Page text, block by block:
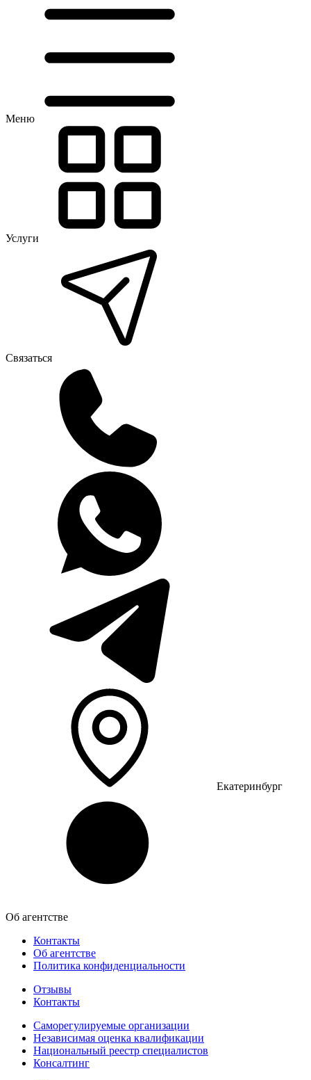
Меню
Услуги
Связаться
Екатеринбург
Об агентстве
Контакты
Об агентстве
Политика конфиденциальности
Отзывы
Контакты
Саморегулируемые организации
Независимая оценка квалификации
Национальный реестр специалистов
Консалтинг